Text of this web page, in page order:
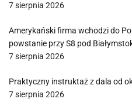
7 sierpnia 2026
Amerykański firma wchodzi do
powstanie przy S8 pod
7 sierpnia 2026
Praktyczny instruktaż z dala od
7 sierpnia 2026